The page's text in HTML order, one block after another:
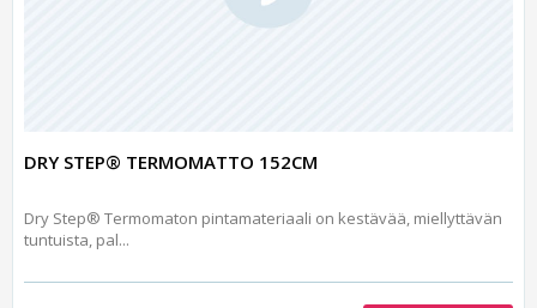
DRY STEP® TERMOMATTO 152CM
Dry Step® Termomaton pintamateriaali on kestävää, miellyttävän
tuntuista, pal...